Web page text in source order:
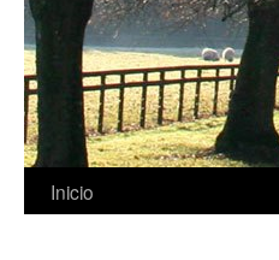
Saltar
Inicio